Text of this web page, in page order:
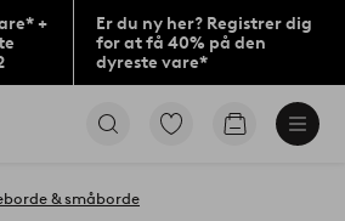
+
Er du ny her? Registrer dig
for at få 40% på den
dyreste vare*
Gå
Gå
& småborde